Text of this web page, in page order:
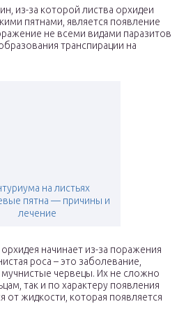
из-за которой листва орхидеи
пятнами, является появление
не всеми видами паразитов
транспирации на
на листьях
пятна — причины и
лечение
орхидея начинает из-за поражения
роса – это заболевание,
червецы. Их не сложно
так и по характеру появления
от жидкости, которая появляется